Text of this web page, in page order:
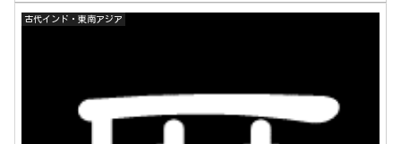
古代インド・東南アジア